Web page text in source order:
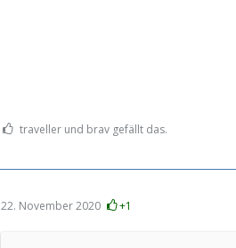
traveller und brav gefällt das.
22. November 2020 +1